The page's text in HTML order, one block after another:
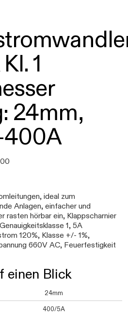
1
24mm,
400A
ideal zum
Anlagen, einfacher und
rasten hörbar ein, Klappscharnier
1, 5A
120%, Klasse +/- 1%,
660V AC, Feuerfestigkeit
einen Blick
24mm
400/5A